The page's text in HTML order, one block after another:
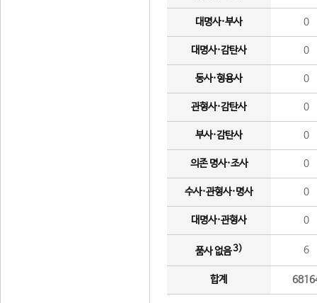
대명사·부사 0
대명사·감탄사 0
동사·형용사 0
관형사·감탄사 0
부사·감탄사 0
의존 명사·조사 0
수사·관형사·명사 0
대명사·관형사 0
품사 없음3) 6
합계